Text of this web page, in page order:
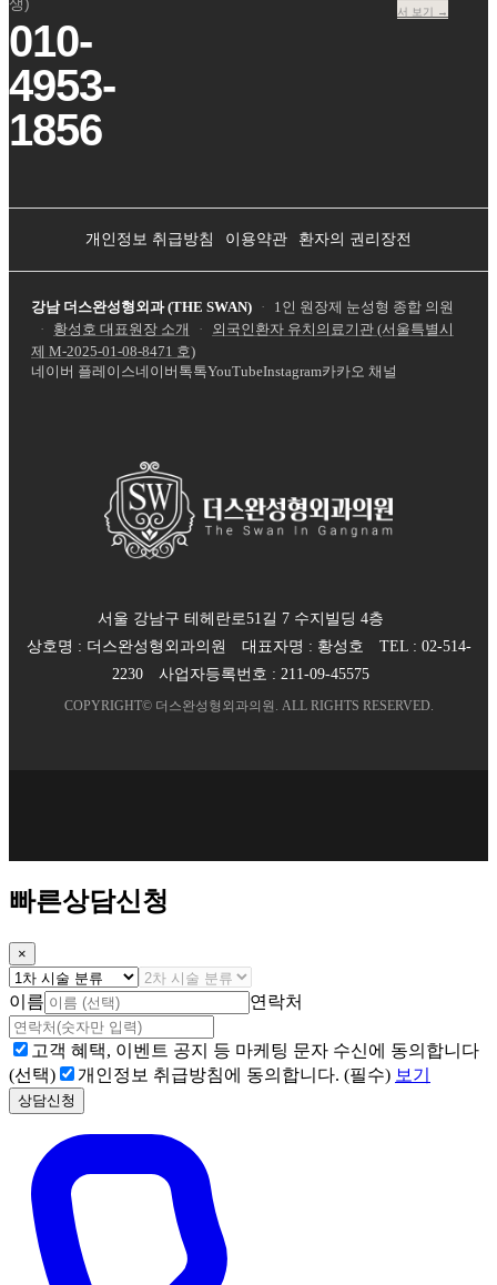
010-
4953-
1856
서 보기 →
개인정보 취급방침 이용약관 환자의 권리장전
강남 더스완성형외과 (THE SWAN) ·
1인 원장제 눈성형 종합 의원
·
황성호 대표원장 소개 ·
외국인환자 유치의료기관 (서울특별시
제 M-2025-01-08-8471 호)
네이버 플레이스네이버톡톡YouTubeInstagram카카오 채널
서울 강남구 테헤란로51길 7 수지빌딩 4층
상호명 : 더스완성형외과의원 대표자명 : 황성호 TEL : 02-514-
2230
사업자등록번호 : 211-09-45575
COPYRIGHT© 더스완성형외과의원 . ALL RIGHTS RESERVED.
빠른상담신청
×
이름 연락처
고객 혜택, 이벤트 공지 등 마케팅 문자 수신에 동의합니다
(선택)
개인정보 취급방침에 동의합니다. (필수) 보기
상담신청